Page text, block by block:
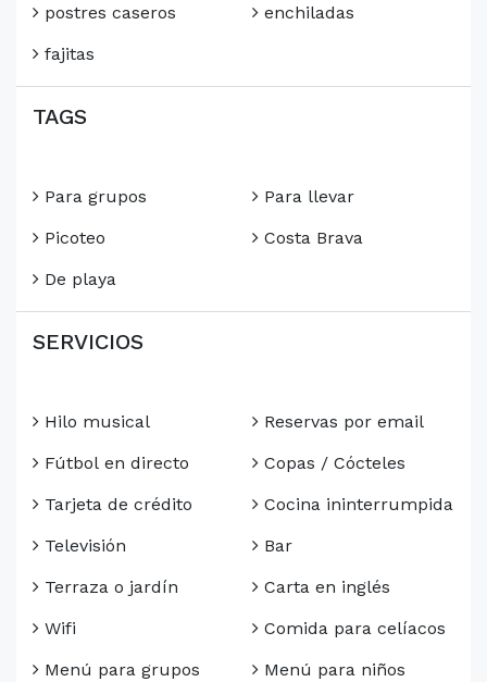
postres caseros
fajitas
enchiladas
TAGS
Para grupos
Picoteo
De playa
Para llevar
Costa Brava
SERVICIOS
Hilo musical
Fútbol en directo
Tarjeta de crédito
Televisión
Terraza o jardín
Wifi
Menú para grupos
Reservas por email
Copas / Cócteles
Cocina ininterrumpida
Bar
Carta en inglés
Comida para celíacos
Menú para niños